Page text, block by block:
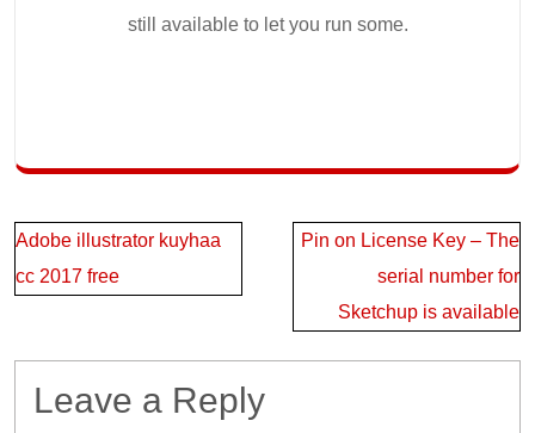
still available to let you run some.
Post
navigation
Adobe illustrator kuyhaa
cc 2017 free
Pin on License Key – The
serial number for
Sketchup is available
Leave a Reply